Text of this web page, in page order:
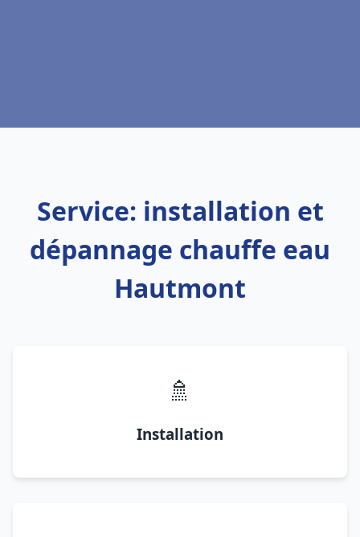
Service: installation et
dépannage chauffe eau
Hautmont
🚿
Installation